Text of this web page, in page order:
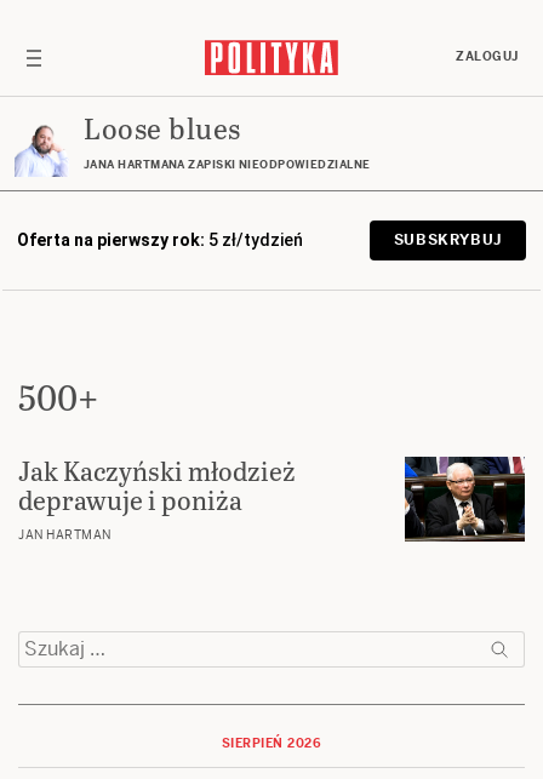
ZALOGUJ
Loose blues
JANA HARTMANA ZAPISKI NIEODPOWIEDZIALNE
Oferta na pierwszy rok: 5 zł/tydzień SUBSKRYBUJ
500+
Jak Kaczyński młodzież
deprawuje i poniża
JAN HARTMAN
Szukaj:
SIERPIEŃ 2026